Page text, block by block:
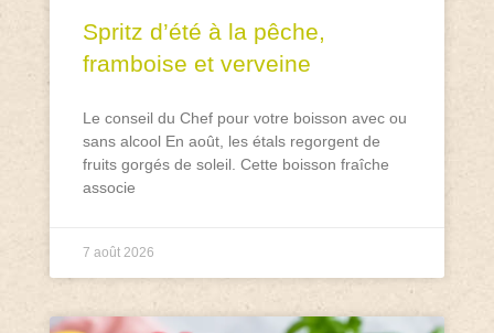
Spritz d’été à la pêche,
framboise et verveine
Le conseil du Chef pour votre boisson avec ou
sans alcool En août, les étals regorgent de
fruits gorgés de soleil. Cette boisson fraîche
associe
7 août 2026